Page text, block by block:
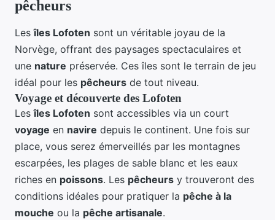
pêcheurs
Lesîles Lofoten sont un véritable joyau de la
Norvège, offrant des paysages spectaculaires et
une nature préservée. Ces îles sont le terrain de jeu
idéal pour les pêcheurs de tout niveau.
Voyage et découverte des Lofoten
Lesîles Lofoten sont accessibles via un court
voyage en navire depuis le continent. Une fois sur
place, vous serez émerveillés par les montagnes
escarpées, les plages de sable blanc et les eaux
riches en poissons. Les pêcheurs y trouveront des
conditions idéales pour pratiquer la pêche à la
mouche ou la pêche artisanale.